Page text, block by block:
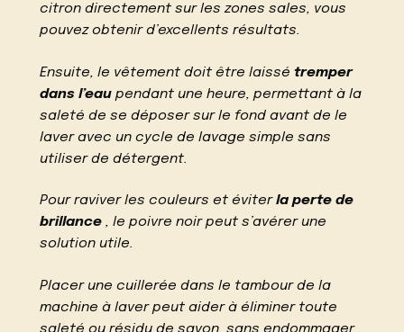
citron directement sur les zones sales, vous
pouvez obtenir d’excellents résultats.
Ensuite, le vêtement doit être laissétremper
dans l’eau pendant une heure, permettant à la
saleté de se déposer sur le fond avant de le
laver avec un cycle de lavage simple sans
utiliser de détergent.
Pour raviver les couleurs et éviterla perte de
brillance , le poivre noir peut s’avérer une
solution utile.
Placer une cuillerée dans le tambour de la
machine à laver peut aider à éliminer toute